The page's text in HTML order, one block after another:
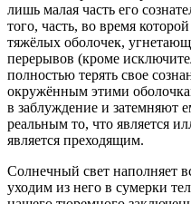
лишь малая часть его
того, часть, во время
тяжёлых оболочек,
перерывов (кроме
полностью терять свое
окружённым этими
в заблуждение и затемняют
реальным то, что является
является преходящим.
Солнечный свет наполняет
уходим из него в сумерки